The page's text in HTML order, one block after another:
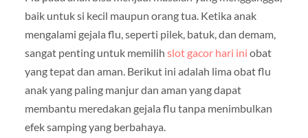
baik untuk si kecil maupun orang tua. Ketika anak
mengalami gejala flu, seperti pilek, batuk, dan demam,
sangat penting untuk memilih slot gacor hari ini obat
yang tepat dan aman. Berikut ini adalah lima obat flu
anak yang paling manjur dan aman yang dapat
membantu meredakan gejala flu tanpa menimbulkan
efek samping yang berbahaya.